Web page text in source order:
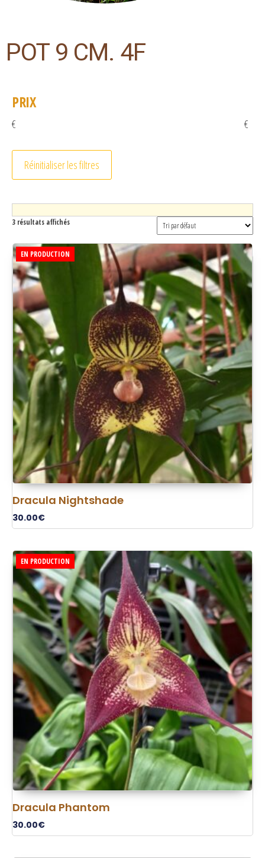
POT 9 CM. 4F
PRIX
€ €
Réinitialiser les filtres
3 résultats affichés
EN PRODUCTION
Dracula Nightshade
30.00€
EN PRODUCTION
Dracula Phantom
30.00€